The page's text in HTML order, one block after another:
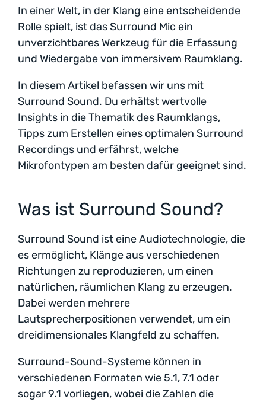
In einer Welt, in der Klang eine entscheidende
Rolle spielt, ist das Surround Mic ein
unverzichtbares Werkzeug für die Erfassung
und Wiedergabe von immersivem Raumklang.
In diesem Artikel befassen wir uns mit
Surround Sound. Du erhältst wertvolle
Insights in die Thematik des Raumklangs,
Tipps zum Erstellen eines optimalen Surround
Recordings und erfährst, welche
Mikrofontypen am besten dafür geeignet sind.
Was ist Surround Sound?
Surround Sound ist eine Audiotechnologie, die
es ermöglicht, Klänge aus verschiedenen
Richtungen zu reproduzieren, um einen
natürlichen, räumlichen Klang zu erzeugen.
Dabei werden mehrere
Lautsprecherpositionen verwendet, um ein
dreidimensionales Klangfeld zu schaffen.
Surround-Sound-Systeme können in
verschiedenen Formaten wie 5.1, 7.1 oder
sogar 9.1 vorliegen, wobei die Zahlen die